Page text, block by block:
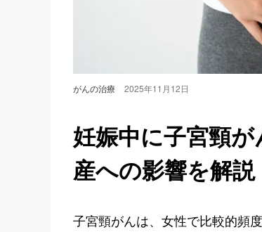
がんの治療 2025年11月12日
妊娠中に子宮頸
産への影響を解説
子宮頸がんは、女性で比較的頻